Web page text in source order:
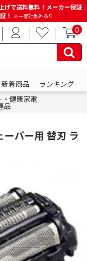
げで送料無料！メーカー保証
！ ※一部対象外あり
0
新着商品
ランキング
・健康家電
品
バー用 替刃 ラ